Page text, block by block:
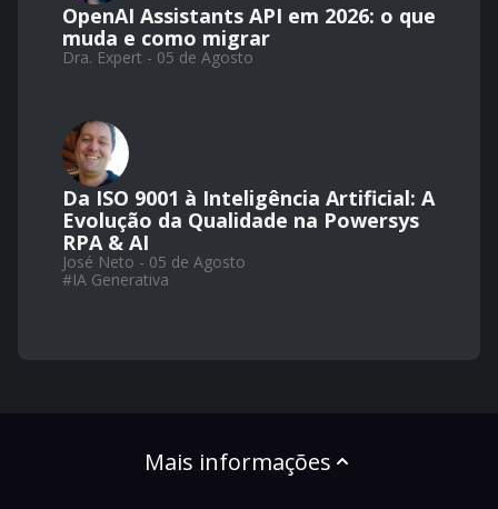
OpenAI Assistants API em 2026: o que
muda e como migrar
Dra. Expert - 05 de Agosto
Da ISO 9001 à Inteligência Artificial: A
Evolução da Qualidade na Powersys
RPA & AI
José Neto - 05 de Agosto
#IA Generativa
Mais informações